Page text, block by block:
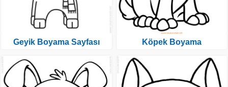
Geyik Boyama Sayfası Köpek Boyama